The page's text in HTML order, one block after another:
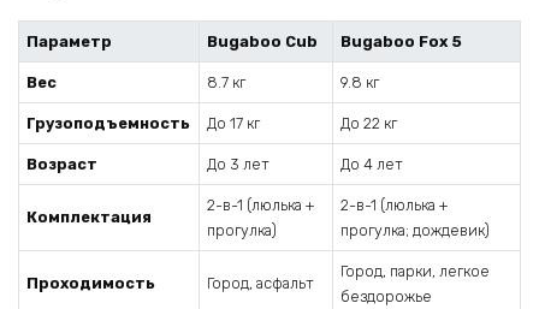
Параметр Bugaboo Cub Bugaboo Fox 5
Вес 8.7 кг 9.8 кг
Грузоподъемность До 17 кг До 22 кг
Возраст До 3 лет До 4 лет
Комплектация
2-в-1 (люлька +
прогулка)
2-в-1 (люлька +
прогулка; дождевик)
Проходимость Город, асфальт
Город, парки, легкое
бездорожье